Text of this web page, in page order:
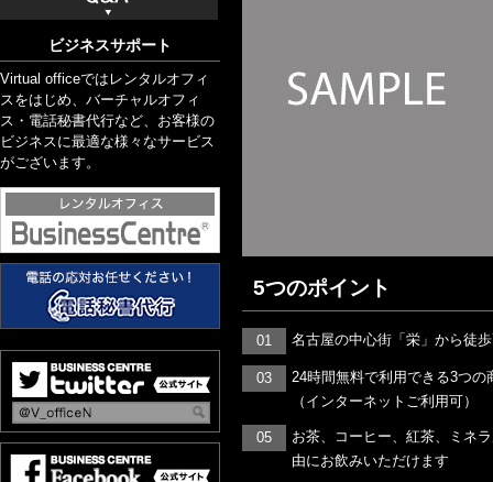
5つのポイント
01 名古屋の中心街「栄」から徒
03
24時間無料で利用できる3つの
（インターネットご利用可）
05
お茶、コーヒー、紅茶、ミネ
由にお飲みいただけます
ビジネスサポート
Virtual officeではレンタルオフィ
スをはじめ、バーチャルオフィ
ス・電話秘書代行など、お客様の
ビジネスに最適な様々なサービス
がございます。